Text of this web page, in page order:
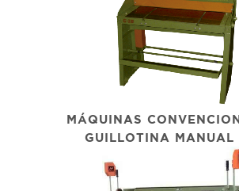
MÁQUINAS
GUILLOTINA MANUAL